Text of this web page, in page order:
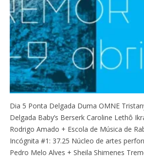
Dia 5 Ponta Delgada Duma OMNE
Delgada Baby’s Berserk Caroline Lethô
Rodrigo Amado + Escola de Música de
Incógnita #1: 37.25 Núcleo de artes
Pedro Melo Alves + Sheila Shimenes